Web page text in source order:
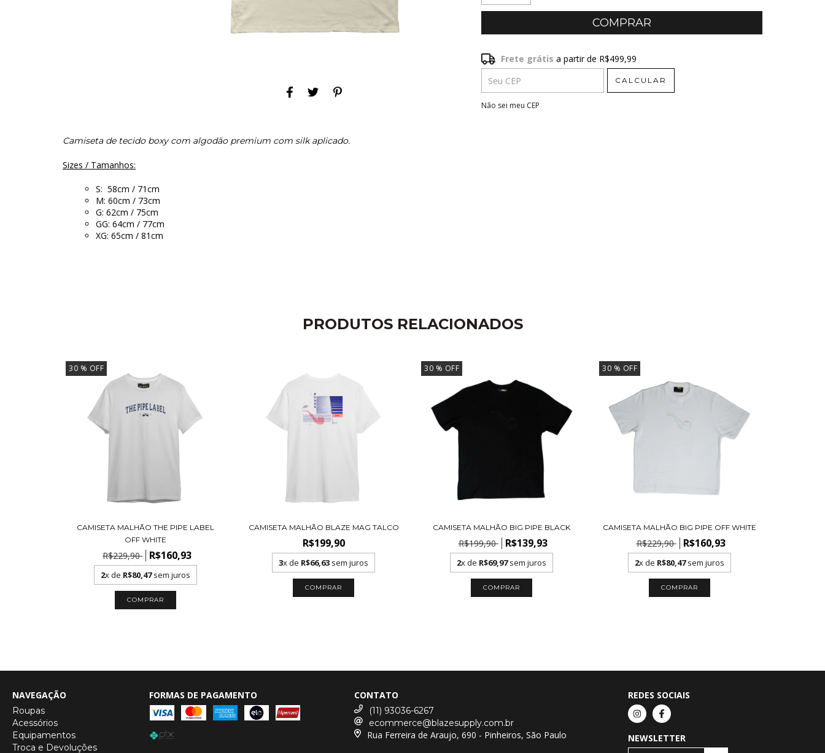
Camiseta de tecido boxy com algodão premium com silk aplicado.
Sizes / Tamanhos:
S: 58cm / 71cm
M: 60cm / 73cm
G: 62cm / 75cm
GG: 64cm / 77cm
XG: 65cm / 81cm
Frete grátis R$499,99
Entregas para o CEP:
Frete grátis a partir de R$499,99
CALCULAR
Não sei meu CEP
PRODUTOS RELACIONADOS
30 % OFF
CAMISETA MALHÃO THE PIPE LABEL
OFF WHITE
R$229,90 R$160,93
2x de R$80,47sem juros
COMPRAR
CAMISETA MALHÃO BLAZE MAG TALCO
R$199,90
3x de R$66,63 sem juros
COMPRAR
30 % OFF
CAMISETA MALHÃO BIG PIPE BLACK
R$199,90 R$139,93
2x de R$69,97sem juros
COMPRAR
30 % OFF
CAMISETA MALHÃO BIG PIPE OFF WHITE
R$229,90 R$160,93
2x de R$80,47sem juros
COMPRAR
NAVEGAÇÃO
Roupas
Acessórios
Equipamentos
Troca e Devoluções
FORMAS DE PAGAMENTO CONTATO
(11) 93036-6267
ecommerce@blazesupply.com.br
Rua Ferreira de Araujo, 690 - Pinheiros, São Paulo
REDES SOCIAIS
NEWSLETTER